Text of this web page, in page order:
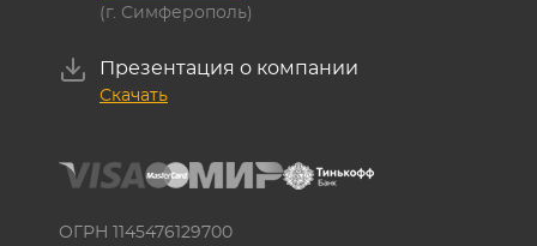
(г. Симферополь)
Презентация о компании
Скачать
ОГРН 1145476129700